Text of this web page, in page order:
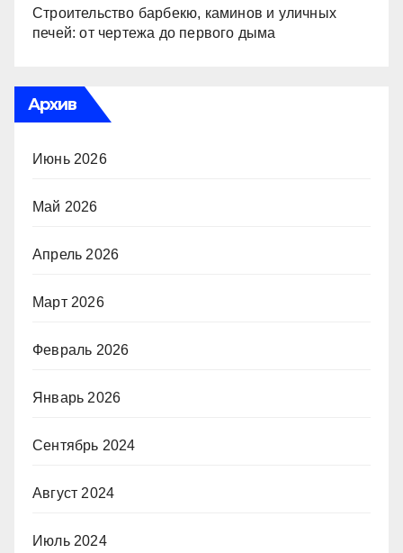
Строительство барбекю, каминов и уличных
печей: от чертежа до первого дыма
Архив
Июнь 2026
Май 2026
Апрель 2026
Март 2026
Февраль 2026
Январь 2026
Сентябрь 2024
Август 2024
Июль 2024